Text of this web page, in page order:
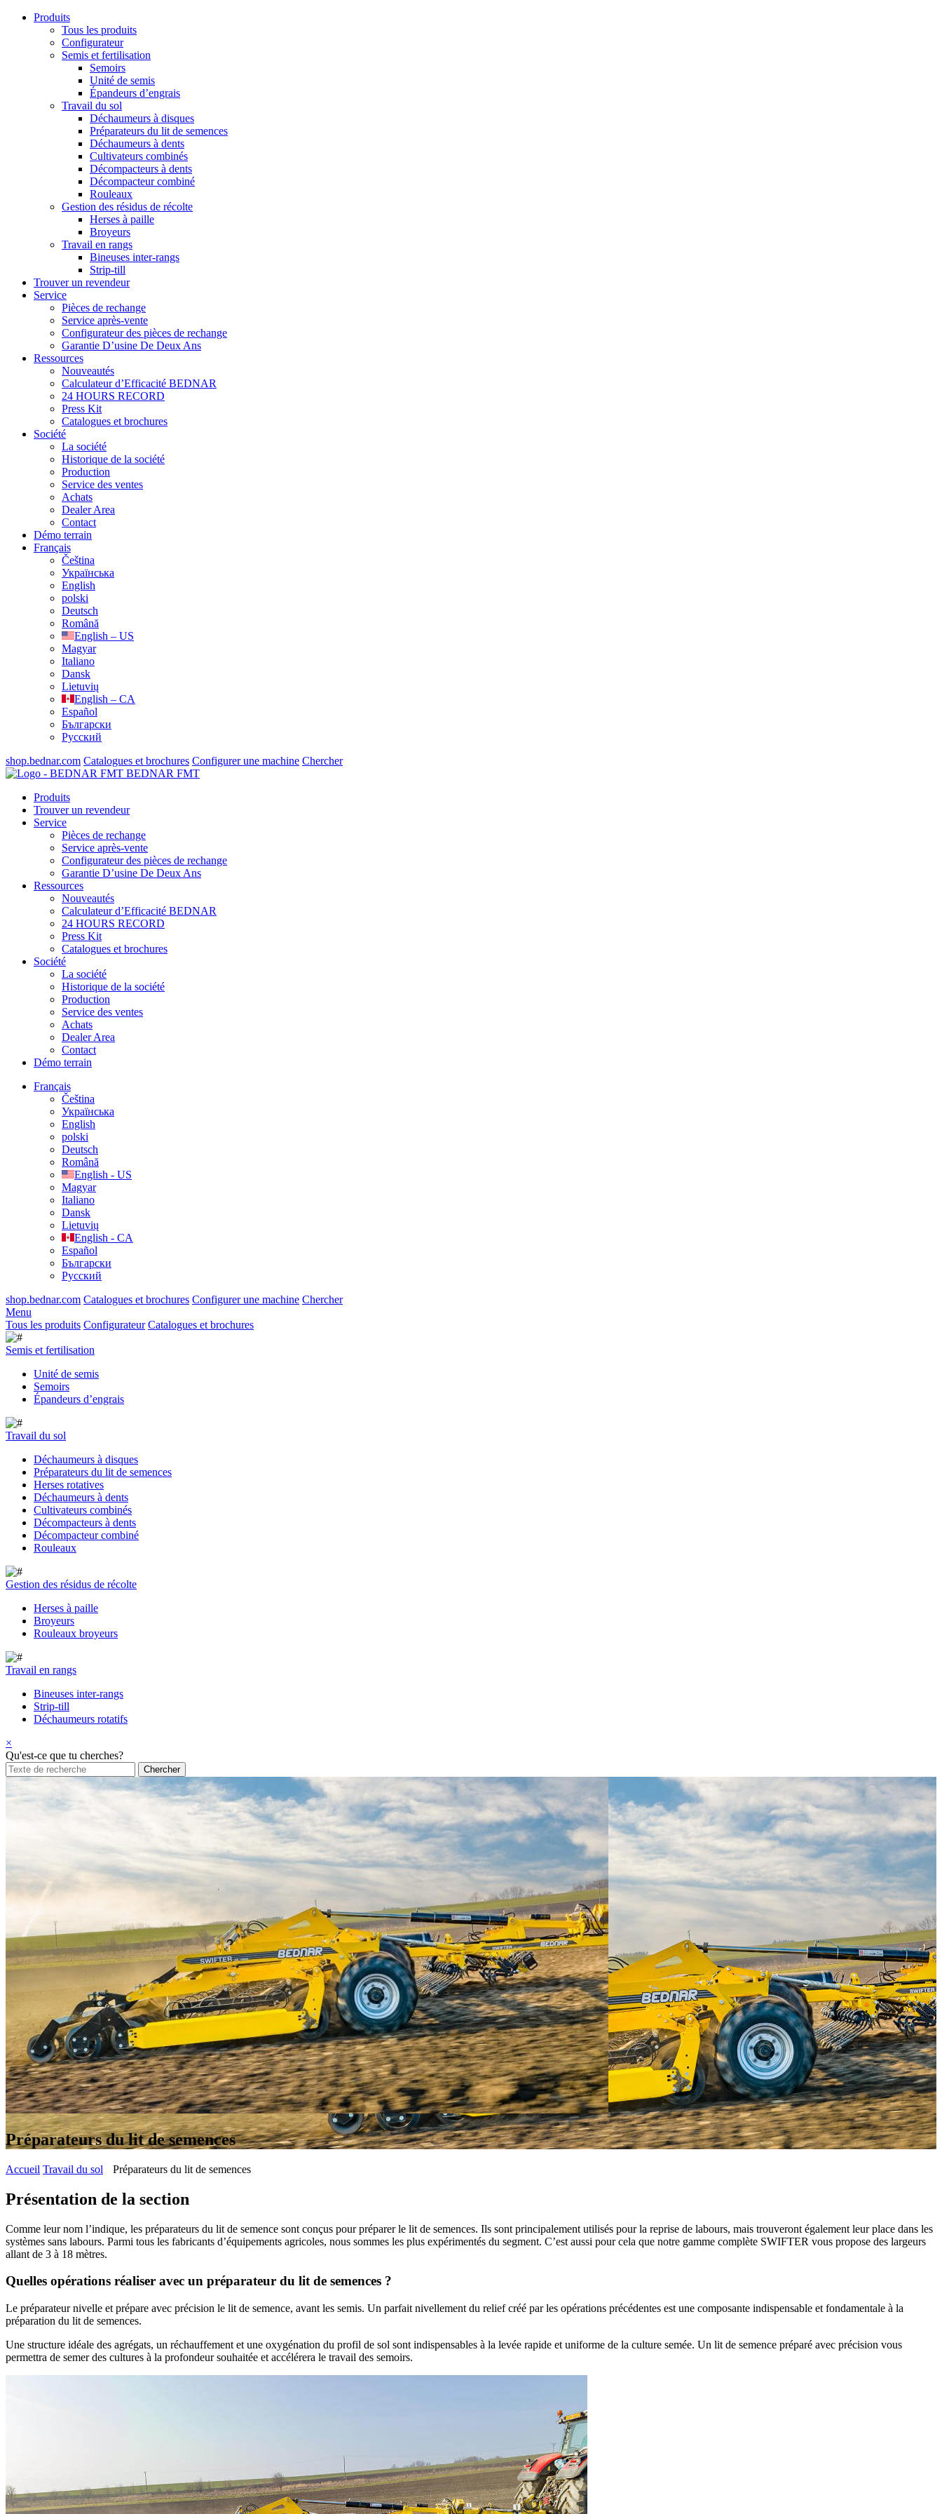
Produits
Tous les produits
Configurateur
Semis et fertilisation
Semoirs
Unité de semis
Épandeurs d’engrais
Travail du sol
Déchaumeurs à disques
Préparateurs du lit de semences
Déchaumeurs à dents
Cultivateurs combinés
Décompacteurs à dents
Décompacteur combiné
Rouleaux
Gestion des résidus de récolte
Herses à paille
Broyeurs
Travail en rangs
Bineuses inter-rangs
Strip-till
Trouver un revendeur
Service
Pièces de rechange
Service après-vente
Configurateur des pièces de rechange
Garantie D’usine De Deux Ans
Ressources
Nouveautés
Calculateur d’Efficacité BEDNAR
24 HOURS RECORD
Press Kit
Catalogues et brochures
Société
La société
Historique de la société
Production
Service des ventes
Achats
Dealer Area
Contact
Démo terrain
Français
Čeština
Українська
English
polski
Deutsch
Română
English – US
Magyar
Italiano
Dansk
Lietuvių
English – CA
Español
Български
Русский
shop.bednar.com Catalogues et brochures Configurer une machine Chercher
BEDNAR FMT
Produits
Trouver un revendeur
Service
Pièces de rechange
Service après-vente
Configurateur des pièces de rechange
Garantie D’usine De Deux Ans
Ressources
Nouveautés
Calculateur d’Efficacité BEDNAR
24 HOURS RECORD
Press Kit
Catalogues et brochures
Société
La société
Historique de la société
Production
Service des ventes
Achats
Dealer Area
Contact
Démo terrain
Français
Čeština
Українська
English
polski
Deutsch
Română
English - US
Magyar
Italiano
Dansk
Lietuvių
English - CA
Español
Български
Русский
shop.bednar.com Catalogues et brochures Configurer une machine Chercher
Menu
Tous les produits Configurateur Catalogues et brochures
Semis et fertilisation
Unité de semis
Semoirs
Épandeurs d’engrais
Travail du sol
Déchaumeurs à disques
Préparateurs du lit de semences
Herses rotatives
Déchaumeurs à dents
Cultivateurs combinés
Décompacteurs à dents
Décompacteur combiné
Rouleaux
Gestion des résidus de récolte
Herses à paille
Broyeurs
Rouleaux broyeurs
Travail en rangs
Bineuses inter-rangs
Strip-till
Déchaumeurs rotatifs
×
Qu'est-ce que tu cherches?
Préparateurs du lit de semences
Accueil Travail du sol Préparateurs du lit de semences
Présentation de la section
Comme leur nom l’indique, les préparateurs du lit de semence sont conçus pour préparer le lit de semences. Ils sont principalement utilisés pour la reprise de labours, mais trouveront également leur place dans les
systèmes sans labours. Parmi tous les fabricants d’équipements agricoles, nous sommes les plus expérimentés du segment. C’est aussi pour cela que notre gamme complète SWIFTER vous propose des largeurs
allant de 3 à 18 mètres.
Quelles opérations réaliser avec un préparateur du lit de semences ?
Le préparateur nivelle et prépare avec précision le lit de semence, avant les semis. Un parfait nivellement du relief créé par les opérations précédentes est une composante indispensable et fondamentale à la
préparation du lit de semences.
Une structure idéale des agrégats, un réchauffement et une oxygénation du profil de sol sont indispensables à la levée rapide et uniforme de la culture semée. Un lit de semence préparé avec précision vous
permettra de semer des cultures à la profondeur souhaitée et accélérera le travail des semoirs.